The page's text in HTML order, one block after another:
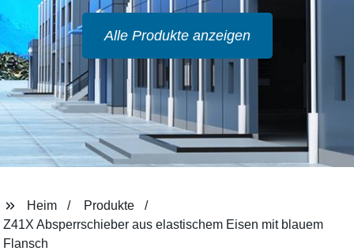
Heim
Produkte
Z41X Absperrschieber aus elastischem Eisen mit blauem
Flansch